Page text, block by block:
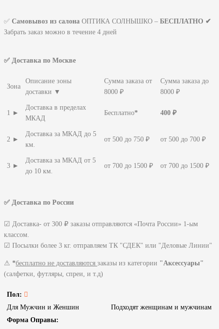
✅ Самовывоз из салона ОПТИКА СОЛНЫШКО – БЕСПЛАТНО ✔
Забрать заказ можно в течение 4 дней
✅ Доставка по Москве
Зона
Описание зоны
доставки ▼
Сумма заказа от
8000 ₽
Сумма заказа до
8000 ₽
1 ►
Доставка в пределах
МКАД
Бесплатно* 400 ₽
2 ►
Доставка за МКАД до 5
км.
от 500 до 750 ₽ от 500 до 700 ₽
3 ►
Доставка за МКАД от 5
до 10 км.
от 700 до 1500 ₽ от 700 до 1500 ₽
✅ Доставка по России
☑ Доставка- от 300 ₽ заказы отправляются «Почта России» 1-ым
классом.
☑ Посылки более 3 кг. отправляем ТК "СДЕК" или "Деловые Линии"
⚠ *бесплатно не доставляются заказы из категории "Аксессуары"
(салфетки, футляры, спреи, и т.д)
Пол:
Для Мужчин и Женшин
Подходят женщинам и мужчинам
Форма Оправы: